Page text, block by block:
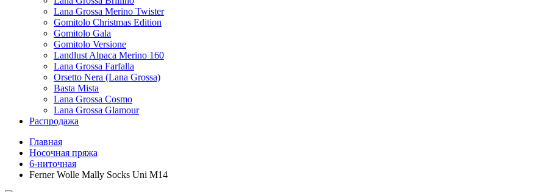
Lana Grossa Merino Twister
Gomitolo Christmas Edition
Gomitolo Gala
Gomitolo Versione
Landlust Alpaca Merino 160
Lana Grossa Farfalla
Orsetto Nera (Lana Grossa)
Basta Mista
Lana Grossa Cosmo
Lana Grossa Glamour
Распродажа
Главная
Носочная пряжа
6-ниточная
Ferner Wolle Mally Socks Uni M14